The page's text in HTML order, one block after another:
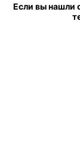
Если вы нашли